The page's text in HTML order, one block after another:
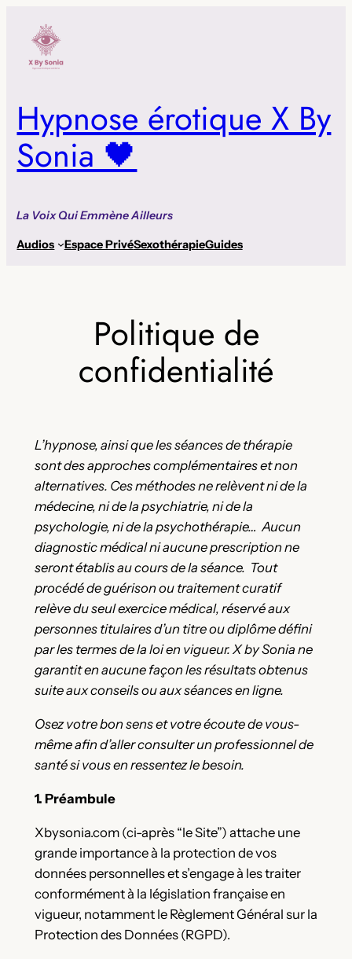
contenu
Hypnose érotique X By
Sonia 🖤
La Voix Qui Emmène Ailleurs
Audios Espace PrivéSexothérapieGuides
Politique de
confidentialité
L’hypnose, ainsi que les séances de thérapie
sont des approches complémentaires et non
alternatives. Ces méthodes ne relèvent ni de la
médecine, ni de la psychiatrie, ni de la
psychologie, ni de la psychothérapie… Aucun
diagnostic médical ni aucune prescription ne
seront établis au cours de la séance. Tout
procédé de guérison ou traitement curatif
relève du seul exercice médical, réservé aux
personnes titulaires d’un titre ou diplôme défini
par les termes de la loi en vigueur. X by Sonia ne
garantit en aucune façon les résultats obtenus
suite aux conseils ou aux séances en ligne.
Osez votre bon sens et votre écoute de vous-
même afin d’aller consulter un professionnel de
santé si vous en ressentez le besoin.
1. Préambule
Xbysonia.com (ci-après “le Site”) attache une
grande importance à la protection de vos
données personnelles et s’engage à les traiter
conformément à la législation française en
vigueur, notamment le Règlement Général sur la
Protection des Données (RGPD).